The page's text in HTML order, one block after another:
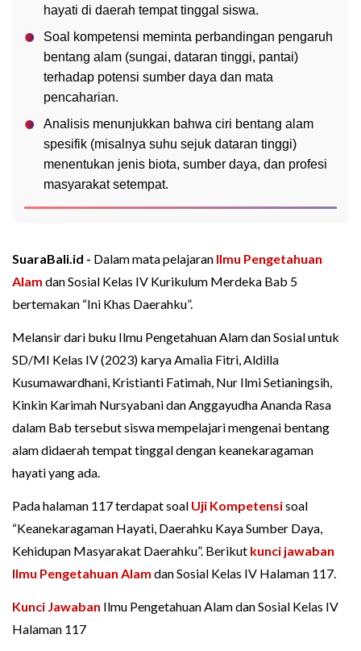
hayati di daerah tempat tinggal siswa.
Soal kompetensi meminta perbandingan pengaruh
bentang alam (sungai, dataran tinggi, pantai)
terhadap potensi sumber daya dan mata
pencaharian.
Analisis menunjukkan bahwa ciri bentang alam
spesifik (misalnya suhu sejuk dataran tinggi)
menentukan jenis biota, sumber daya, dan profesi
masyarakat setempat.
SuaraBali.id - Dalam mata pelajaran Ilmu Pengetahuan
Alam dan Sosial Kelas IV Kurikulum Merdeka Bab 5
bertemakan “Ini Khas Daerahku”.
Melansir dari buku Ilmu Pengetahuan Alam dan Sosial untuk
SD/MI Kelas IV (2023) karya Amalia Fitri, Aldilla
Kusumawardhani, Kristianti Fatimah, Nur Ilmi Setianingsih,
Kinkin Karimah Nursyabani dan Anggayudha Ananda Rasa
dalam Bab tersebut siswa mempelajari mengenai bentang
alam didaerah tempat tinggal dengan keanekaragaman
hayati yang ada.
Pada halaman 117 terdapat soal Uji Kompetensisoal
“Keanekaragaman Hayati, Daerahku Kaya Sumber Daya,
Kehidupan Masyarakat Daerahku”. Berikut kunci jawaban
Ilmu Pengetahuan Alam dan Sosial Kelas IV Halaman 117.
Kunci Jawaban Ilmu Pengetahuan Alam dan Sosial Kelas IV
Halaman 117